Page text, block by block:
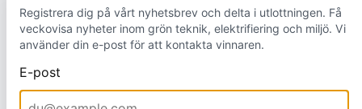
framsteg. En mer enhetlig rapportering hjälper oss
att skydda miljön och snabbare möta den akuta
framtid.
Registrera dig på vårt nyhetsbrev och delta i utlottningen. Få
veckovisa nyheter inom grön teknik, elektrifiering och miljö. Vi
använder din e-post för att kontakta vinnaren.
E-post